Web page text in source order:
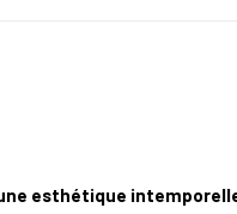
esthétique